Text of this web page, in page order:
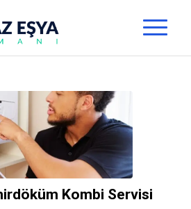
Kombi Servisi